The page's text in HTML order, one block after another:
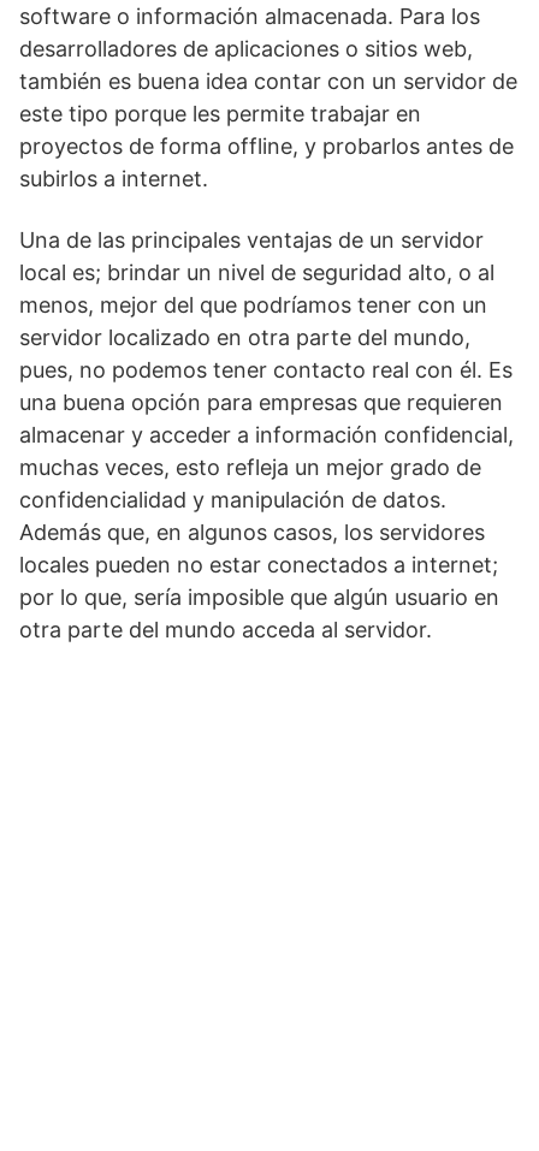
software o información almacenada. Para los
desarrolladores de aplicaciones o sitios web,
también es buena idea contar con un servidor de
este tipo porque les permite trabajar en
proyectos de forma offline, y probarlos antes de
subirlos a internet.
Una de las principales ventajas de un servidor
local es; brindar un nivel de seguridad alto, o al
menos, mejor del que podríamos tener con un
servidor localizado en otra parte del mundo,
pues, no podemos tener contacto real con él. Es
una buena opción para empresas que requieren
almacenar y acceder a información confidencial,
muchas veces, esto refleja un mejor grado de
confidencialidad y manipulación de datos.
Además que, en algunos casos, los servidores
locales pueden no estar conectados a internet;
por lo que, sería imposible que algún usuario en
otra parte del mundo acceda al servidor.